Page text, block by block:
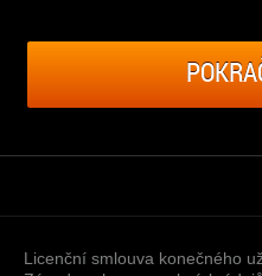
Licenční smlouva konečného